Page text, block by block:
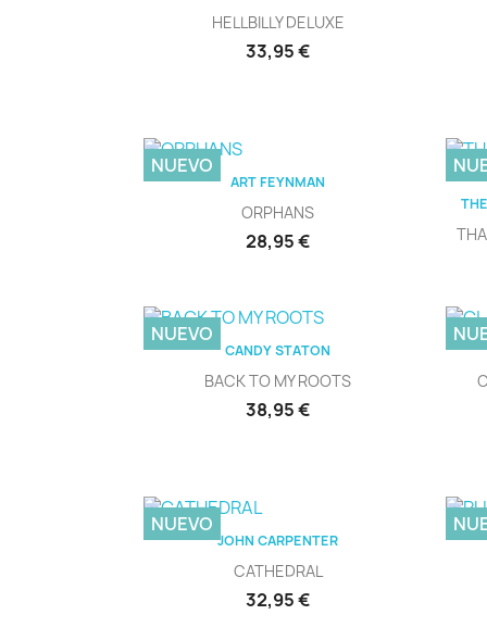
HELLBILLY DELUXE
Precio
33,95 €
Vista rápida
ART FEYNMAN
ORPHANS
Precio
28,95 €
NUEVO
Vista rápida
CANDY STATON
BACK TO MY ROOTS
Precio
38,95 €
NUEVO
Vista rápida
JOHN CARPENTER
CATHEDRAL
Precio
32,95 €
NUEVO